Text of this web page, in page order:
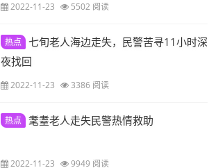
2022-11-23 5502 阅读
热点
七旬老人海边走失，民警苦寻11小时深
夜找回
2022-11-23 3386 阅读
热点 耄耋老人走失民警热情救助
2022-11-23 9949 阅读